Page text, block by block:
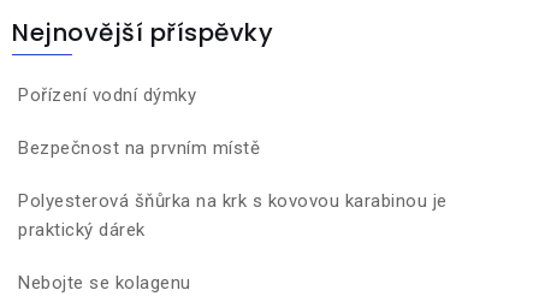
Nejnovější příspěvky
Pořízení vodní dýmky
Bezpečnost na prvním místě
Polyesterová šňůrka na krk s kovovou karabinou je
praktický dárek
Nebojte se kolagenu